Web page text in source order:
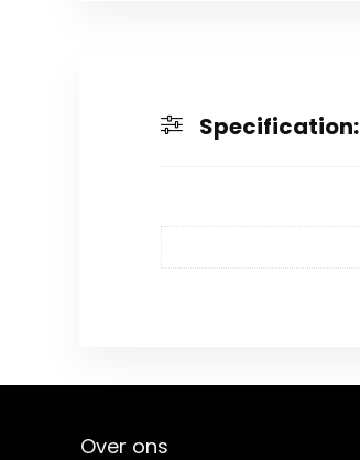
Specification:
Over ons